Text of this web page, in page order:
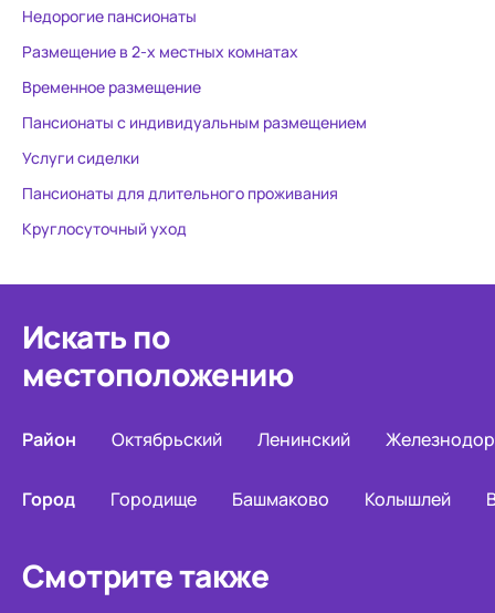
Недорогие пансионаты
Размещение в 2-х местных комнатах
Временное размещение
Пансионаты с индивидуальным размещением
Услуги сиделки
Пансионаты для длительного проживания
Круглосуточный уход
Искать по
местоположению
Район Октябрьский Ленинский
Город Городище Башмаково Колышлей
Смотрите также